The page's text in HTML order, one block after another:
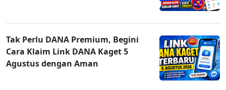
Tak Perlu DANA Premium, Begini
Cara Klaim Link DANA Kaget 5
Agustus dengan Aman